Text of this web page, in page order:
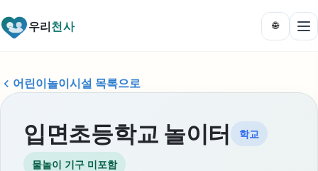
우리천사 🌐
어린이놀이시설 목록으로
입면초등학교 놀이터 학교
물놀이 기구 미포함